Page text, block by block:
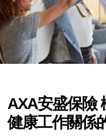
AXA安盛保險
健康工作關係